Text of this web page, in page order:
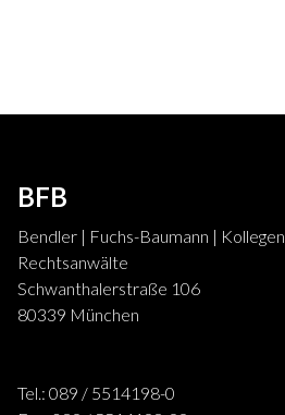
BFB
Bendler | Fuchs-Baumann | Kollegen
Rechtsanwälte
Schwanthalerstraße 106
80339 München
Tel.: 089 / 5514198-0